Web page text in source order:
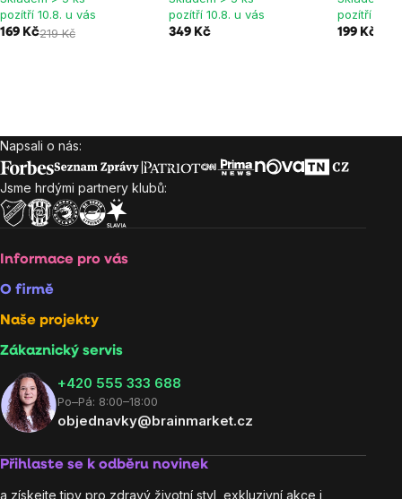
pozítří 10.8. u vás
169 Kč219 Kč
pozítří 10.8. u vás
349 Kč
pozítří
199 Kč
Zápatí
Napsali o nás:
Jsme hrdými partnery klubů:
Informace pro vás
O firmě
Naše projekty
Zákaznický servis
‭+420 555 333 688
Po–Pá: 8:00–18:00
objednavky@brainmarket.cz
Přihlaste se k odběru novinek
a získejte tipy pro zdravý životní styl, exkluzivní akce i